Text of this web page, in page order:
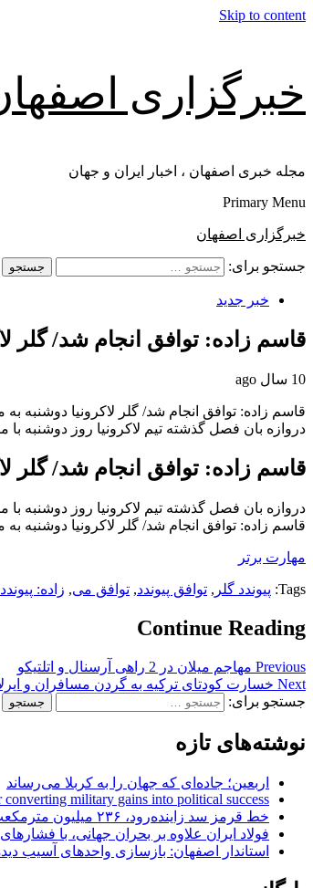
Skip to content
خبرگزاری
مجله خبری اصفهان ، اخبار ایران و جهان
Primary Menu
خبرگزاری اصفهان
جستجو برای:
خبر جدید
قاسم زاده: توافق انجام شد/ گلر
10 سال ago
قاسم زاده: توافق انجام شد/ گلر لاکرونیا دوشنبه به
دروازه بان فصل گذشته تیم لاکرونیا روز دوشنبه
قاسم زاده: توافق انجام شد/ گلر
دروازه بان فصل گذشته تیم لاکرونیا روز دوشنبه
قاسم زاده: توافق انجام شد/ گلر لاکرونیا دوشنبه به
مهارت برتر
Tags: پیوندد گلر , توافق پیوندد, توافق می, زاده: پیوندد
Continue Reading
Previous مهاجم میلان در 2 راهی آرسنال و اتلتیکو
Next خسارت کودتای ترکیه به گردن مسافران و
جستجو برای:
نوشته‌های تازه
اربعین؛ جاده‌ای که جهان را به کربلا می‌رساند
military gains into political success
خط قرمز سد زاینده‌رود، ۲۳۶ میلیون مترمکعب است
فولاد ایران علاوه بر بحران جهانی، با
استاندار اصفهان: بازسازی واحدهای آسیب